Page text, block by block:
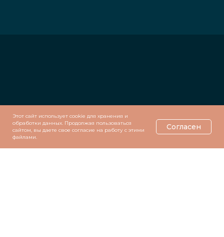
Этот сайт использует cookie для хранения и
обработки данных. Продолжая пользоваться
сайтом, вы даете свое согласие на работу с этими
файлами.
Согласен